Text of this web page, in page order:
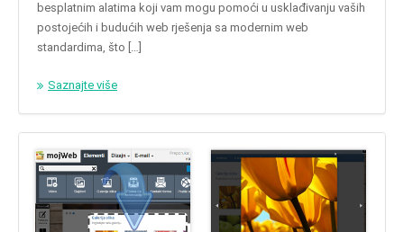
besplatnim alatima koji vam mogu pomoći u usklađivanju vaših
postojećih i budućih web rješenja sa modernim web
standardima, što […]
Saznajte više